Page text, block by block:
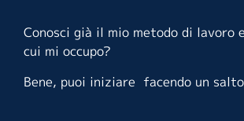
Conosci già il mio metodo di lavoro
cui mi occupo?
Bene, puoi iniziare facendo un salto